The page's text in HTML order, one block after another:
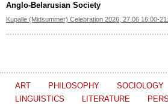
Anglo-Belarusian Society
Kupalle (Midsummer) Celebration 2026, 27.06 16:00-
ART PHILOSOPHY SOCIOLOGY
LINGUISTICS
LITERATURE